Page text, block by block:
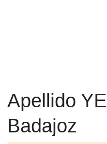
Apellido
Badajoz